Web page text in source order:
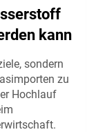
kann
sondern
zu
Hochlauf